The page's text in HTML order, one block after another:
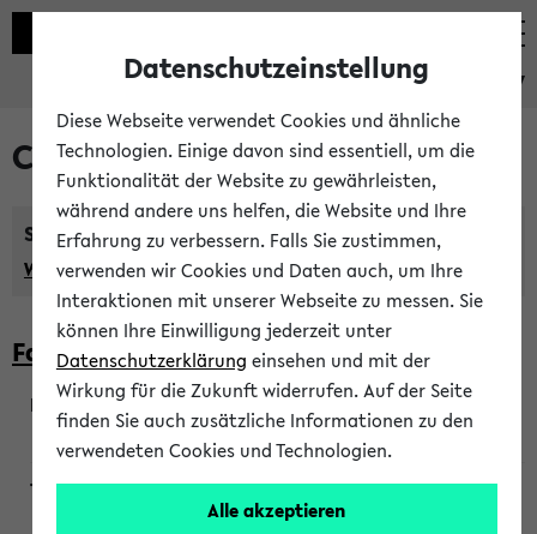
eKVV
Courses taught in English
Semester:
WiSe 2026/2027 SoSe 2026 Previous...
Faculty of Biology
200923
Wendisch, Peters-Wendisch, Stegelmann
Datenschutzeinstellung
Diese Webseite verwendet Cookies und ähnliche
Technologien. Einige davon sind essentiell, um die
Funktionalität der Website zu gewährleisten,
während andere uns helfen, die Website und Ihre
Erfahrung zu verbessern. Falls Sie zustimmen,
verwenden wir Cookies und Daten auch, um Ihre
Interaktionen mit unserer Webseite zu messen. Sie
können Ihre Einwilligung jederzeit unter
Datenschutzerklärung einsehen und mit der
Wirkung für die Zukunft widerrufen. Auf der Seite
finden Sie auch zusätzliche Informationen zu den
verwendeten Cookies und Technologien.
Alle akzeptieren